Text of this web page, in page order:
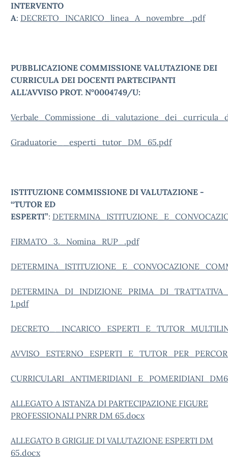
INTERVENTO
A: DECRETO_INCARICO_linea_A_novembre_.pdf
PUBBLICAZIONE COMMISSIONE VALUTAZIONE DEI
CURRICULA DEI DOCENTI PARTECIPANTI
ALL'AVVISO PROT. N°0004749/U:
Graduatorie__esperti_tutor_DM_65.pdf
ISTITUZIONE COMMISSIONE DI VALUTAZIONE -
“TUTOR ED
ESPERTI”:
FIRMATO_3._Nomina_RUP_.pdf
1.pdf
ALLEGATO A ISTANZA DI PARTECIPAZIONE FIGURE
PROFESSIONALI PNRR DM 65.docx
ALLEGATO B GRIGLIE DI VALUTAZIONE ESPERTI DM
65.docx